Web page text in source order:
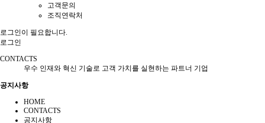
고객문의
조직연락처
로그인이 필요합니다.
로그인
CONTACTS
우수 인재와 혁신 기술로 고객 가치를 실현하는 파트너 기업
공지사항
HOME
CONTACTS
공지사항